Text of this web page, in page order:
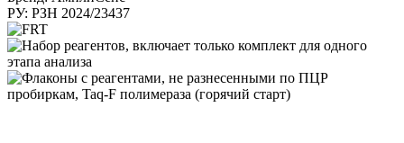
РУ: РЗН 2024/23437